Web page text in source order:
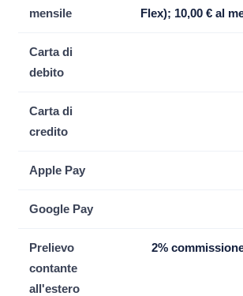
mensile
Flex); 10,00 € al
Carta di
debito
Carta di
credito
Apple Pay
Google Pay
Prelievo
contante
all'estero
2%